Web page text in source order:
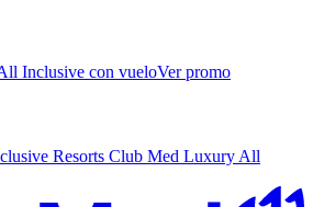
Inclusive con vueloVer promo
Resorts Club Med Luxury All